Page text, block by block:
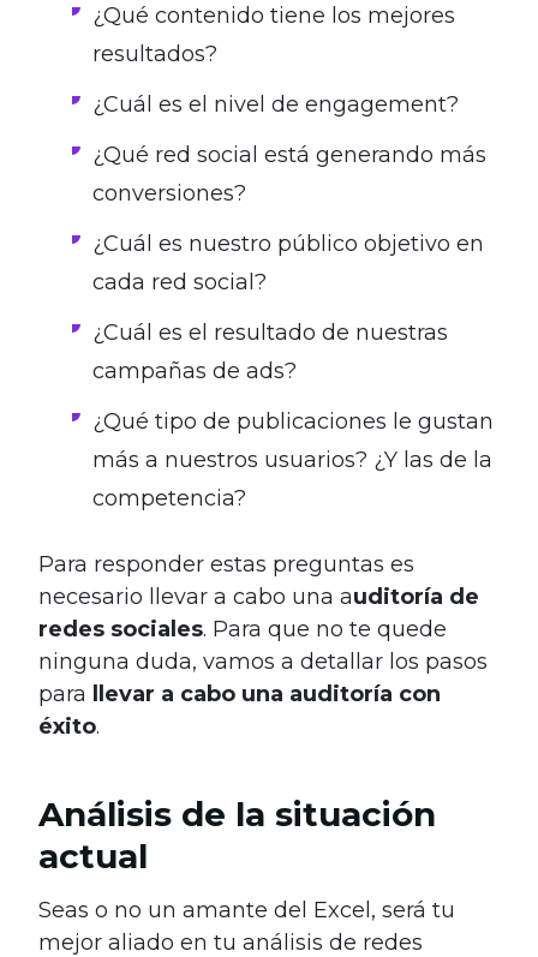
¿Qué contenido tiene los mejores
resultados?
¿Cuál es el nivel de engagement?
¿Qué red social está generando más
conversiones?
¿Cuál es nuestro público objetivo en
cada red social?
¿Cuál es el resultado de nuestras
campañas de ads?
¿Qué tipo de publicaciones le gustan
más a nuestros usuarios? ¿Y las de la
competencia?
Para responder estas preguntas es
necesario llevar a cabo una auditoría de
redes sociales. Para que no te quede
ninguna duda, vamos a detallar los pasos
para
llevar a cabo una auditoría con
éxito.
Análisis de la situación
actual
Seas o no un amante del Excel, será tu
mejor aliado en tu análisis de redes